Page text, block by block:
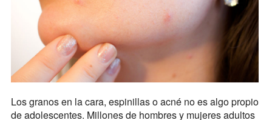
Los granos en la cara, espinillas o acné no es algo propio
de adolescentes. Millones de hombres y mujeres adultos